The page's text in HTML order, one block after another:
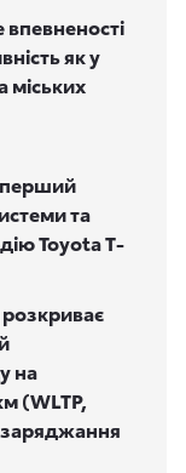
як у
міських
та
Toyota T-
на
(WLTP,